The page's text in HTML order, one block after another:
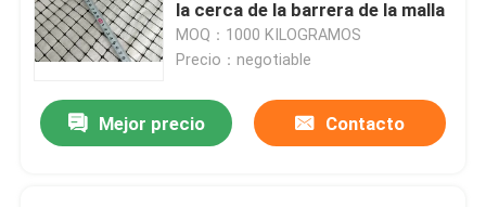
Sobre nosotros
Viaje de la fábrica
la cerca de la barrera de la malla
MOQ：1000 KILOGRAMOS
Precio：negotiable
Mejor precio Contacto